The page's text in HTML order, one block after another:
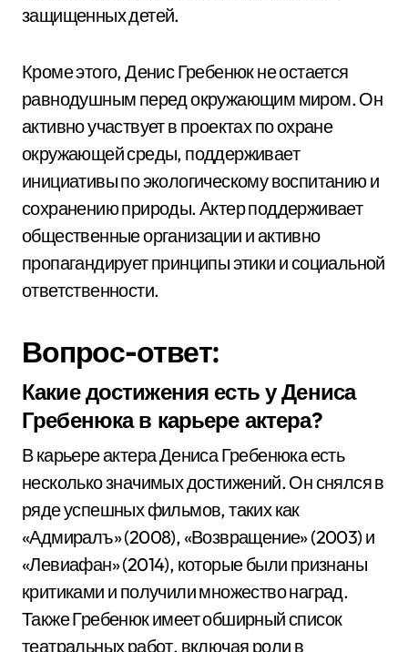
защищенных детей.
Кроме этого, Денис Гребенюк не остается
равнодушным перед окружающим миром. Он
активно участвует в проектах по охране
окружающей среды, поддерживает
инициативы по экологическому воспитанию и
сохранению природы. Актер поддерживает
общественные организации и активно
пропагандирует принципы этики и социальной
ответственности.
Вопрос-ответ:
Какие достижения есть у Дениса
Гребенюка в карьере актера?
В карьере актера Дениса Гребенюка есть
несколько значимых достижений. Он снялся в
ряде успешных фильмов, таких как
«Адмиралъ» (2008), «Возвращение» (2003) и
«Левиафан» (2014), которые были признаны
критиками и получили множество наград.
Также Гребенюк имеет обширный список
театральных работ, включая роли в